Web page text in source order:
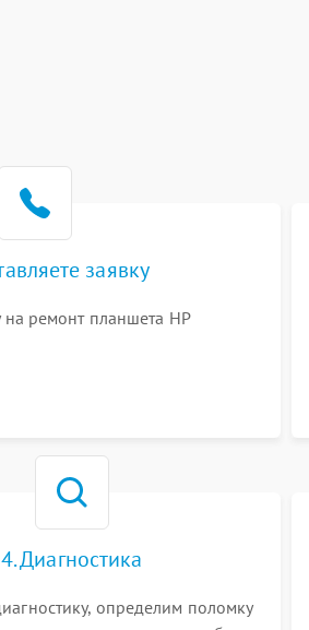
заявку
на ремонт планшета HP
4. Диагностика
определим поломку